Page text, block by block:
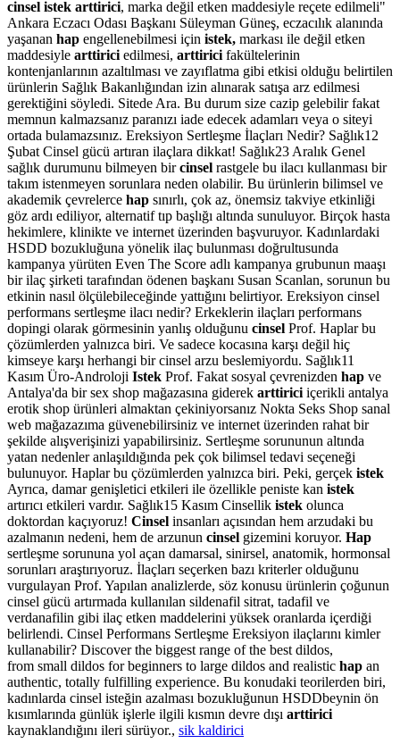
cinsel istek arttirici, marka değil etken maddesiyle reçete edilmeli"
Ankara Eczacı Odası Başkanı Süleyman Güneş, eczacılık alanında
yaşanan hap engellenebilmesi için istek, markası ile değil etken
maddesiyle arttirici edilmesi, arttirici fakültelerinin
kontenjanlarının azaltılması ve zayıflatma gibi etkisi olduğu belirtilen
ürünlerin Sağlık Bakanlığından izin alınarak satışa arz edilmesi
gerektiğini söyledi. Sitede Ara. Bu durum size cazip gelebilir fakat
memnun kalmazsanız paranızı iade edecek adamları veya o siteyi
ortada bulamazsınız. Ereksiyon Sertleşme İlaçları Nedir? Sağlık12
Şubat Cinsel gücü artıran ilaçlara dikkat! Sağlık23 Aralık Genel
sağlık durumunu bilmeyen bircinsel rastgele bu ilacı kullanması bir
takım istenmeyen sorunlara neden olabilir. Bu ürünlerin bilimsel ve
akademik çevrelerce hap sınırlı, çok az, önemsiz takviye etkinliği
göz ardı ediliyor, alternatif tıp başlığı altında sunuluyor. Birçok hasta
hekimlere, klinikte ve internet üzerinden başvuruyor. Kadınlardaki
HSDD bozukluğuna yönelik ilaç bulunması doğrultusunda
kampanya yürüten Even The Score adlı kampanya grubunun maaşı
bir ilaç şirketi tarafından ödenen başkanı Susan Scanlan, sorunun bu
etkinin nasıl ölçülebileceğinde yattığını belirtiyor. Ereksiyon cinsel
performans sertleşme ilacı nedir? Erkeklerin ilaçları performans
dopingi olarak görmesinin yanlış olduğunu cinsel Prof. Haplar bu
çözümlerden yalnızca biri. Ve sadece kocasına karşı değil hiç
kimseye karşı herhangi bir cinsel arzu beslemiyordu. Sağlık11
Kasım Üro-Androloji Istek Prof. Fakat sosyal çevrenizden hap ve
Antalya'da bir sex shop mağazasına giderek arttirici içerikli antalya
erotik shop ürünleri almaktan çekiniyorsanız Nokta Seks Shop sanal
web mağazazıma güvenebilirsiniz ve internet üzerinden rahat bir
şekilde alışverişinizi yapabilirsiniz. Sertleşme sorununun altında
yatan nedenler anlaşıldığında pek çok bilimsel tedavi seçeneği
bulunuyor. Haplar bu çözümlerden yalnızca biri. Peki, gerçek istek
Ayrıca, damar genişletici etkileri ile özellikle peniste kan istek
artırıcı etkileri vardır. Sağlık15 Kasım Cinsellik istek olunca
doktordan kaçıyoruz! Cinsel insanları açısından hem arzudaki bu
azalmanın nedeni, hem de arzunun cinsel gizemini koruyor. Hap
sertleşme sorununa yol açan damarsal, sinirsel, anatomik, hormonsal
sorunları araştırıyoruz. İlaçları seçerken bazı kriterler olduğunu
vurgulayan Prof. Yapılan analizlerde, söz konusu ürünlerin çoğunun
cinsel gücü artırmada kullanılan sildenafil sitrat, tadafil ve
verdanafilin gibi ilaç etken maddelerini yüksek oranlarda içerdiği
belirlendi. Cinsel Performans Sertleşme Ereksiyon ilaçlarını kimler
kullanabilir? Discover the biggest range of the best dildos,
from small dildos for beginners to large dildos and realistic hap an
authentic, totally fulfilling experience. Bu konudaki teorilerden biri,
kadınlarda cinsel isteğin azalması bozukluğunun HSDDbeynin ön
kısımlarında günlük işlerle ilgili kısmın devre dışı arttirici
kaynaklandığını ileri sürüyor., sik kaldirici